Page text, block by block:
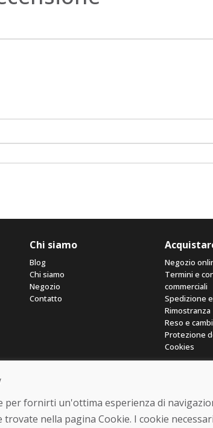
Chi siamo
Blog
Chi siamo
Negozio
Contatto
Negozio
Termini e
commerciali
Spedizione
Rimostranza
Reso e
Protezione
Cookies
per fornirti un'ottima esperienza di
nella pagina Cookie. I cookie